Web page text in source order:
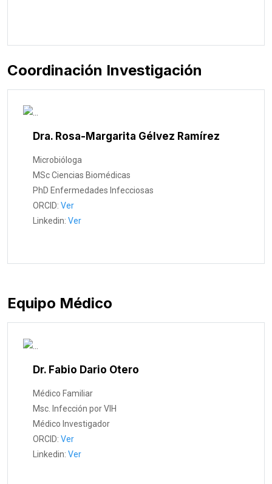
Coordinación Investigación
Dra. Rosa-Margarita Gélvez Ramírez
Microbióloga
MSc Ciencias Biomédicas
PhD Enfermedades Infecciosas
ORCID: Ver
Linkedin: Ver
Equipo Médico
Dr. Fabio Dario Otero
Médico Familiar
Msc. Infección por VIH
Médico Investigador
ORCID: Ver
Linkedin: Ver